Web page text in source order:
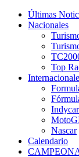
Últimas
Nacionales
Top
Indycar
Nascar
Calendario